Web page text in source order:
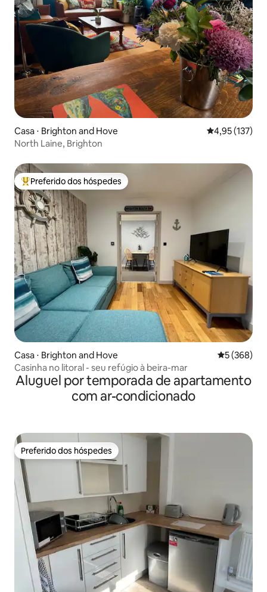
Casa ⋅ Brighton and Hove 4,95 de uma
4,95 (137)
North Laine, Brighton
Entre os melhores preferidos dos hóspedes
Preferido dos hóspedes
Casa ⋅ Brighton and Hove 5 de uma
5 (368)
Casinha no litoral - seu refúgio à beira-mar
Aluguel por temporada de apartamento
com ar-condicionado
Preferido dos hóspedes
Preferido dos hóspedes